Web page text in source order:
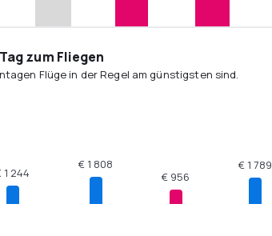
zum Fliegen
Flüge in der Regel am günstigsten sind.
1 244
€ 1 808
€ 956
€ 1 789